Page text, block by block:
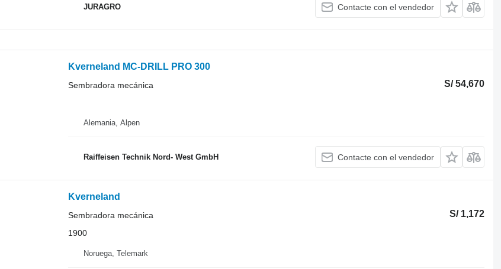
JURAGRO Contacte con el vendedor
Kverneland MC-DRILL PRO 300
S/ 54,670
Sembradora mecánica
Alemania, Alpen
Raiffeisen Technik Nord- West GmbH Contacte con el vendedor
Kverneland
S/ 1,172
Sembradora mecánica
1900
Noruega, Telemark